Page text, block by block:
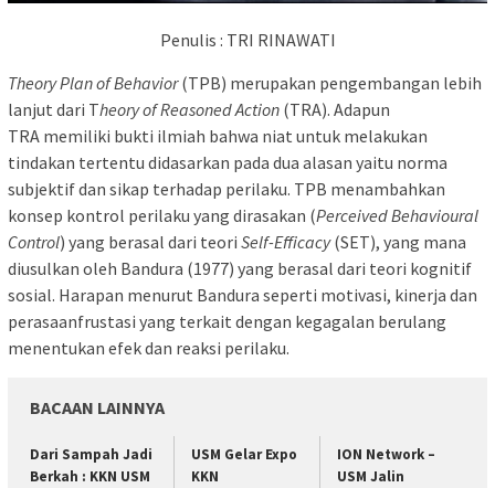
Penulis : TRI RINAWATI
Theory Plan of Behavior(TPB) merupakan pengembangan lebih
lanjut dari Theory of Reasoned Action (TRA). Adapun
TRA memiliki bukti ilmiah bahwa niat untuk melakukan
tindakan tertentu didasarkan pada dua alasan yaitu norma
subjektif dan sikap terhadap perilaku. TPB menambahkan
konsep kontrol perilaku yang dirasakan (Perceived Behavioural
Control) yang berasal dari teori Self-Efficacy(SET), yang mana
diusulkan oleh Bandura (1977) yang berasal dari teori kognitif
sosial. Harapan menurut Bandura seperti motivasi, kinerja dan
perasaanfrustasi yang terkait dengan kegagalan berulang
menentukan efek dan reaksi perilaku.
BACAAN LAINNYA
Dari Sampah Jadi
Berkah : KKN USM
USM Gelar Expo
KKN
ION Network –
USM Jalin